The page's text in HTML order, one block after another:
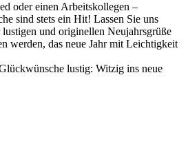
oder einen Arbeitskollegen –
sind stets ein Hit! Lassen Sie uns
und originellen Neujahrsgrüße
werden, das neue Jahr mit Leichtigkeit